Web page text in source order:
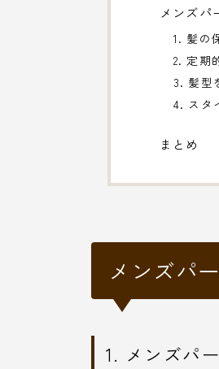
メンズパ
1. 髪の
2. 定期
3. 髪型
4. スタ
まとめ
メンズパ
1. メンズパ